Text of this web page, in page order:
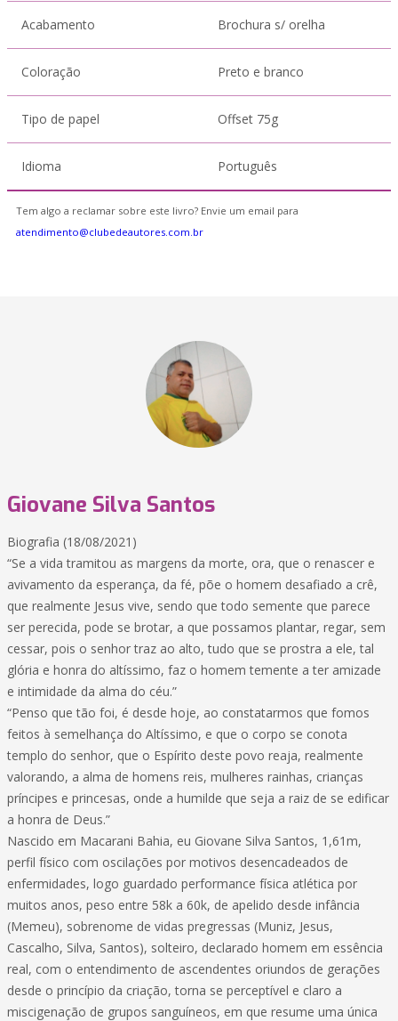
Acabamento Brochura s/ orelha
Coloração Preto e branco
Tipo de papel Offset 75g
Idioma Português
Tem algo a reclamar sobre este livro? Envie um email para
atendimento@clubedeautores.com.br
Giovane Silva Santos
Biografia (18/08/2021)
“Se a vida tramitou as margens da morte, ora, que o renascer e
avivamento da esperança, da fé, põe o homem desafiado a crê,
que realmente Jesus vive, sendo que todo semente que parece
ser perecida, pode se brotar, a que possamos plantar, regar, sem
cessar, pois o senhor traz ao alto, tudo que se prostra a ele, tal
glória e honra do altíssimo, faz o homem temente a ter amizade
e intimidade da alma do céu.”
“Penso que tão foi, é desde hoje, ao constatarmos que fomos
feitos à semelhança do Altíssimo, e que o corpo se conota
templo do senhor, que o Espírito deste povo reaja, realmente
valorando, a alma de homens reis, mulheres rainhas, crianças
príncipes e princesas, onde a humilde que seja a raiz de se edificar
a honra de Deus.”
Nascido em Macarani Bahia, eu Giovane Silva Santos, 1,61m,
perfil físico com oscilações por motivos desencadeados de
enfermidades, logo guardado performance física atlética por
muitos anos, peso entre 58k a 60k, de apelido desde infância
(Memeu), sobrenome de vidas pregressas (Muniz, Jesus,
Cascalho, Silva, Santos), solteiro, declarado homem em essência
real, com o entendimento de ascendentes oriundos de gerações
desde o princípio da criação, torna se perceptível e claro a
miscigenação de grupos sanguíneos, em que resume uma única